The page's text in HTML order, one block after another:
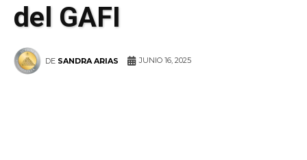
del GAFI
DE SANDRA ARIAS JUNIO 16, 2025